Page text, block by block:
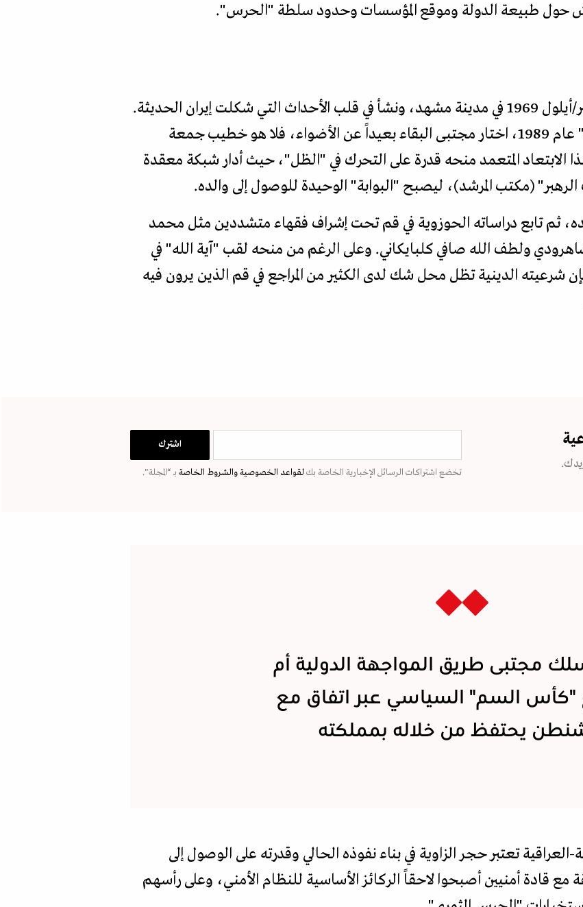
حول طبيعة الدولة وموقع المؤسسات وحدود سلطة "الحرس".
وُلد مجتبى حسيني خامنئي في سبتمبر/أيلول 1969 في مدينة مشهد، ونشأ في قلب الأحداث التي شكلت إيران الحديثة.
منذ تولى والده منصب الزعيم "المرشد" عام 1989، اختار مجتبى البقاء بعيداً عن الأضواء، فلا هو خطيب جمعة
المتعمد منحه قدرة على التحرك في "الظل"، حيث أدار شبكة معقدة
الرهبر" (مكتب المرشد)، ليصبح "البوابة" الوحيدة للوصول إلى والده.
ثم تابع دراساته الحوزوية في قم تحت إشراف فقهاء متشددين مثل محمد
ولطف الله صافي كلبايكاني. وعلى الرغم من منحه لقب "آية الله" في
فإن شرعيته الدينية تظل محل شك لدى الكثير من المراجع في قم الذين يرون فيه
تخضع اشتراكات الرسائل الإخبارية الخاصة بكلقواعد الخصوصيةوالشروط الخاصة بـ “المجلة".
مجتبى طريق المواجهة الدولية أم
"كأس السم" السياسي عبر اتفاق مع
يحتفظ من خلاله بمملكته
تعتبر حجر الزاوية في بناء نفوذه الحالي وقدرته على الوصول إلى
قادة أمنيين أصبحوا لاحقاً الركائز الأساسية للنظام الأمني، وعلى رأسهم